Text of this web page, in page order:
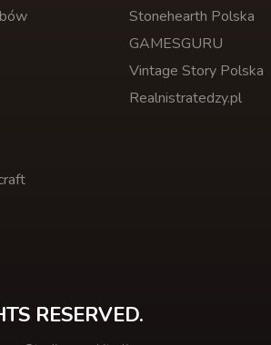
Stonehearth Polska
GAMESGURU
Vintage Story Polska
Realnistratedzy.pl
RESERVED.